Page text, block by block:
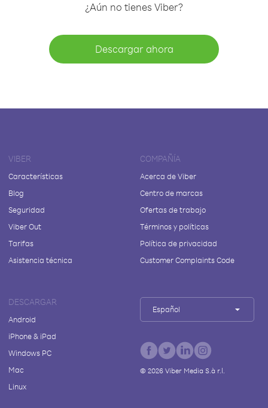
¿Aún no tienes Viber?
Descargar ahora
VIBER
Características
Blog
Seguridad
Viber Out
Tarifas
Asistencia técnica
COMPAÑÍA
Acerca de Viber
Centro de marcas
Ofertas de trabajo
Términos y políticas
Política de privacidad
Customer Complaints Code
DESCARGAR
Android
iPhone & iPad
Windows PC
Mac
Linux
Español
© 2026Viber Media S.à r.l.